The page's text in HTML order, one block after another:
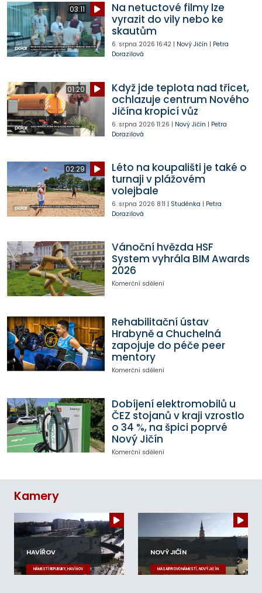
03:11
Na netuctové filmy lze
vyrazit do vily nebo ke
skautům
6. srpna 2026 16:42| Nový Jičín | Petra
Dorazilová
01:20
Když jde teplota nad třicet,
ochlazuje centrum Nového
Jičína kropicí vůz
6. srpna 2026 11:26 | Nový Jičín | Petra
Dorazilová
02:29
Léto na koupališti je také o
turnaji v plážovém
volejbale
6. srpna 2026 8:11 | Studénka | Petra
Dorazilová
Vánoční hvězda HSF
System vyhrála BIM Awards
2026
Komerční sdělení
Rehabilitační ústav
Hrabyně a Chuchelná
zapojuje do péče peer
mentory
Komerční sdělení
Dobíjení elektromobilů u
ČEZ stojanů v kraji vzrostlo
o 34 %, na špici poprvé
Nový Jičín
Komerční sdělení
Kamery
HAVÍŘOV
NÁMĚSTÍ REPUBLIKY, HAVÍŘOV
NOVÝ JIČÍN
MASARYKOVO NÁMĚSTÍ, NOVÝ JIČÍN